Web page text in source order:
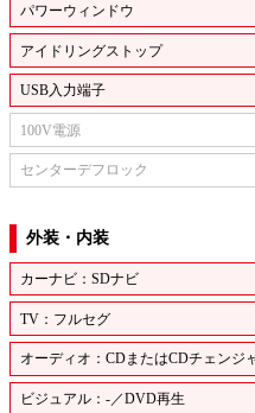
パワーウィンドウ
アイドリングストップ
USB入力端子
100V電源
センターデフロック
外装・内装
カーナビ：SDナビ
TV：フルセグ
オーディオ：CDまたはCDチェンジ
ビジュアル：-／DVD再生